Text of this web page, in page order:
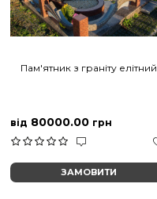
Пам'ятник з граніту елітний
від 80000.00 грн
ЗАМОВИТИ